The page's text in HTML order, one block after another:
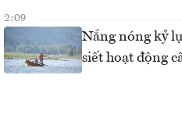
2:09
Nắng nóng kỷ
siết hoạt động